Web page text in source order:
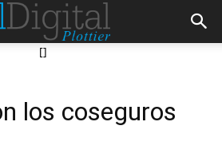
[]
los coseguros